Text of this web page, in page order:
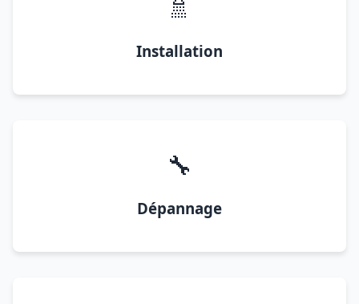
🚿
Installation
🔧
Dépannage